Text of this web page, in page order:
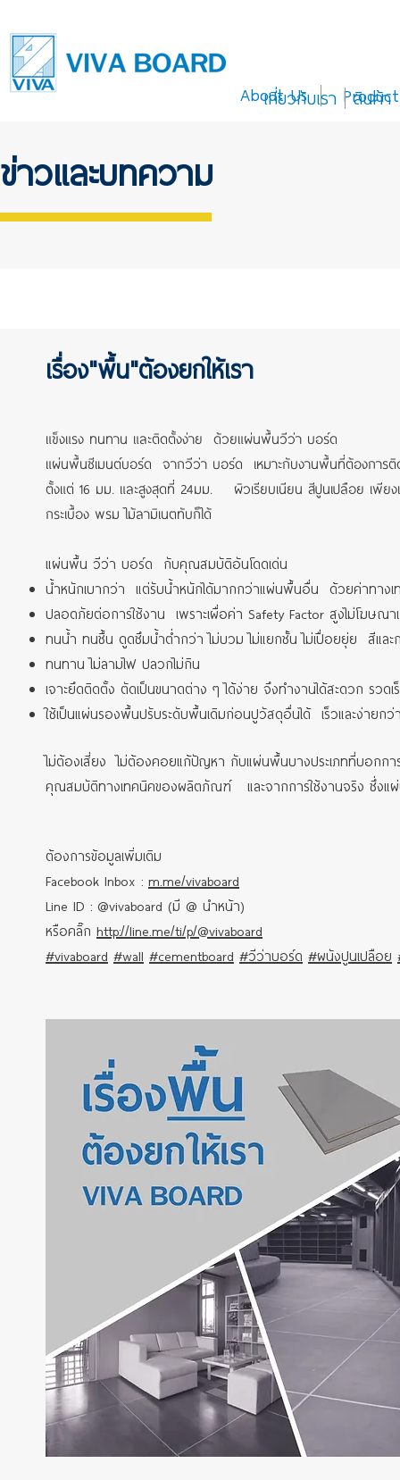
About Us Product
เกี่ยวกับเรา สินค้า
ข่าวและบทความ
เรื่อง"พื้น"ต้องยกให้เรา
แข็งแรง ทนทาน และติดตั้งง่าย ด้วยแผ่นพื้นวีว่า บอร์ด
แผ่นพื้นซีเมนต์บอร์ด จากวีว่า บอร์ด เหมาะกับงานพื้นที่ต้องกา
ตั้งแต่ 16 มม. และสูงสุดที่ 24มม. ผิวเรียบเนียน สีปูนเปลือย เพียง
กระเบื้อง พรม ไม้ลามิเนตทับก็ได้
แผ่นพื้น วีว่า บอร์ด กับคุณสมบัติอันโดดเด่น
น้ำหนักเบากว่า แต่รับน้ำหนักได้มากกว่าแผ่นพื้นอื่น ด้วยค่าทางเ
ปลอดภัยต่อการใช้งาน เพราะเผื่อค่า Safety Factor สูงไม่โฆษณา
ทนน้ำ ทนชื้น ดูดซึมน้ำต่ำกว่า ไม่บวม ไม่แยกชั้น ไม่เปื่อยยุ่ย สีและก
ทนทาน ไม่ลามไฟ ปลวกไม่กิน
เจาะยึดติดตั้ง ตัดเป็นขนาดต่าง ๆ ได้ง่าย จึงทำงานได้สะดวก รวดเ
ใช้เป็นแผ่นรองพื้นปรับระดับพื้นเดิมก่อนปูวัสดุอื่นได้ เร็วและง่ายกว่
ไม่ต้องเสี่ยง ไม่ต้องคอยแก้ปัญหา กับแผ่นพื้นบางประเภทที่บอกก
คุณสมบัติทางเทคนิคของผลิตภัณฑ์ และจากการใช้งานจริง ซึ่งแ
ต้องการข้อมูลเพิ่มเติม
Facebook Inbox : m.me/vivaboard
Line ID : @vivaboard (มี @ นำหน้า)
หรือคลิ๊ก http://line.me/ti/p/@vivaboard
#vivaboard #wall #cementboard #วีว่าบอร์ด #ผนังปูนเปลือย